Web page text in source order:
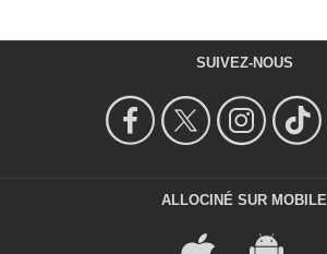
SUIVEZ-NOUS
ALLOCINÉ SUR MOBILE